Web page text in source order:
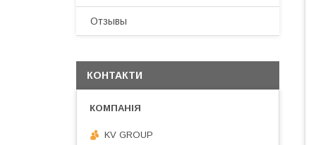
Отзывы
КОНТАКТИ
KV GROUP